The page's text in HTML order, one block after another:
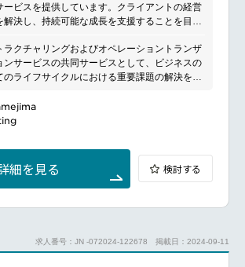
ービスを提供しています。クライアントの経営
解決し、持続可能な成長を支援することを目指
立案やビジネスプロセスの改善を推進します。
ロジーの導入やデジタルトランスフォーメーシ
おいてもリーディングカンパニーとして、クラ
と地域に根ざしたアプローチを組み合わせ、ク
ントのニーズに応じた最適なソリューションを
ラクチャリングおよびオペレーショントランザ
ンサービスの共同サービスとして、ビジネスの
のライフサイクルにおける重要課題の解決をし
ドロジーを導入することにより、業績改善や成
を促進させます。
ンゲージメントをリードし、クライアントのニ
プロジェクトタスクや提出物に落としていきま
ニア・コンサルタントは、日常のオペレーショ
に加えて、戦略的かつオペレーショナルな問題
細を見る 検討する
求人番号：JN -072024-122678 掲載日：2024-09-11